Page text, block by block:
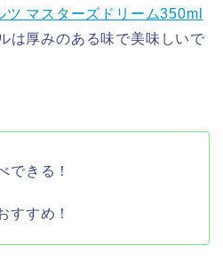
マスターズドリーム350ml
は厚みのある味で美味しいで
できる！
すすめ！